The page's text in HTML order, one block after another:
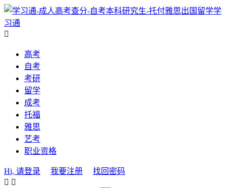
学
习通

高考
自考
考研
留学
成考
托福
雅思
艺考
职业资格
Hi, 请登录 我要注册
找回密码
 